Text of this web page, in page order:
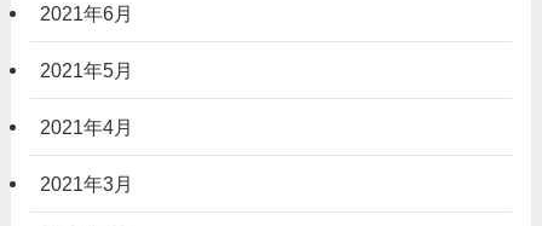
2021年6月
2021年5月
2021年4月
2021年3月